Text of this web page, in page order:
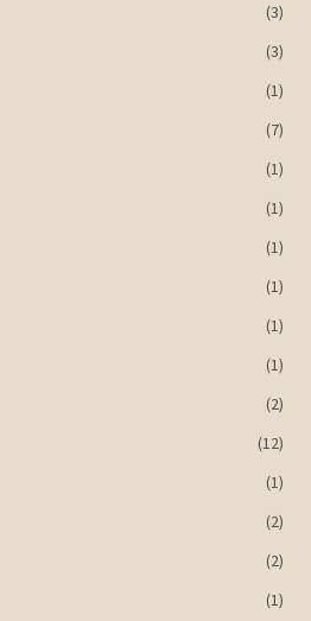
(3)
(3)
(1)
(7)
(1)
(1)
(1)
(1)
(1)
(1)
(2)
(12)
(1)
(2)
(2)
(1)